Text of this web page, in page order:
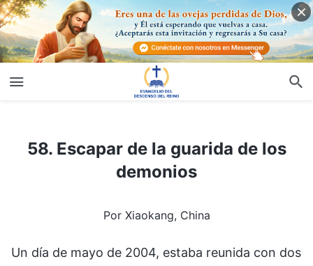
58. Escapar de la guarida de los demonios
58. Escapar de la guarida de los
demonios
Por Xiaokang, China
Un día de mayo de 2004, estaba reunida con dos